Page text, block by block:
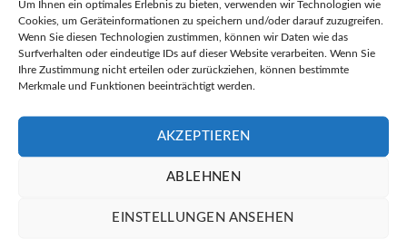
Um Ihnen ein optimales Erlebnis zu bieten, verwenden wir Technologien wie
Cookies, um Geräteinformationen zu speichern und/oder darauf zuzugreifen.
Wenn Sie diesen Technologien zustimmen, können wir Daten wie das
Surfverhalten oder eindeutige IDs auf dieser Website verarbeiten. Wenn Sie
Ihre Zustimmung nicht erteilen oder zurückziehen, können bestimmte
Merkmale und Funktionen beeinträchtigt werden.
AKZEPTIEREN
ABLEHNEN
EINSTELLUNGEN ANSEHEN
Fachhändlern als auch in Online-Shops erhältlich. Online
finden Sie oftmals günstigere Preise. Eine Auswahl
interessanter Modelle können Sie unter folgendemAngebot
entdecken.
Kosten der Installation und Einflussfaktoren
Die Kosten für die Installation einer bidirektionalen
Ladelösung hängen vom gewählten Wallbox-Modell und
Leitungslängen, Wand- oder Bodeneinbau sowie zusätzliche